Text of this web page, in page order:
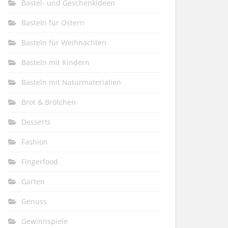
Bastel- und Geschenkideen
Basteln für Ostern
Basteln für Weihnachten
Basteln mit Kindern
Basteln mit Naturmaterialien
Brot & Brötchen
Desserts
Fashion
Fingerfood
Garten
Genuss
Gewinnspiele